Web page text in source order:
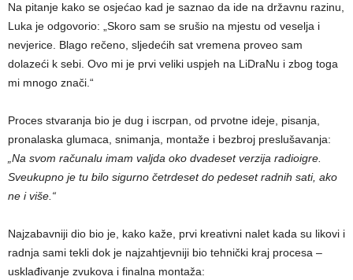
Na pitanje kako se osjećao kad je saznao da ide na državnu razinu,
Luka je odgovorio: „Skoro sam se srušio na mjestu od veselja i
nevjerice. Blago rečeno, sljedećih sat vremena proveo sam
dolazeći k sebi. Ovo mi je prvi veliki uspjeh na LiDraNu i zbog toga
mi mnogo znači.“
Proces stvaranja bio je dug i iscrpan, od prvotne ideje, pisanja,
pronalaska glumaca, snimanja, montaže i bezbroj preslušavanja:
„Na svom računalu imam valjda oko dvadeset verzija radioigre.
Sveukupno je tu bilo sigurno četrdeset do pedeset radnih sati, ako
ne i više.“
Najzabavniji dio bio je, kako kaže, prvi kreativni nalet kada su likovi i
radnja sami tekli dok je najzahtjevniji bio tehnički kraj procesa –
usklađivanje zvukova i finalna montaža: